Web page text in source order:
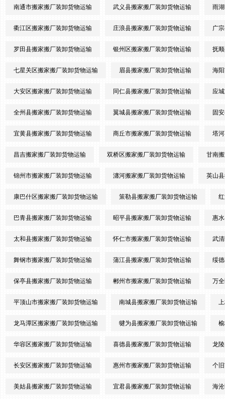
南通市搬家搬厂装卸货物运输 武义县搬家搬厂装卸货物运输 雨
衢江区搬家搬厂装卸货物运输 庄浪县搬家搬厂装卸货物运输 广
罗田县搬家搬厂装卸货物运输 银州区搬家搬厂装卸货物运输 抚
七星关区搬家搬厂装卸货物运输 眉县搬家搬厂装卸货物运输 海
大安区搬家搬厂装卸货物运输 同仁县搬家搬厂装卸货物运输 应
全州县搬家搬厂装卸货物运输 翼城县搬家搬厂装卸货物运输 固
宜黄县搬家搬厂装卸货物运输 商丘市搬家搬厂装卸货物运输 塔
昌吉搬家搬厂装卸货物运输 双桥区搬家搬厂装卸货物运输 甘南
锦州市搬家搬厂装卸货物运输 瀍河搬家搬厂装卸货物运输 英山
康巴什区搬家搬厂装卸货物运输 策勒县搬家搬厂装卸货物运输
巴青县搬家搬厂装卸货物运输 昭平县搬家搬厂装卸货物运输 惠
太和县搬家搬厂装卸货物运输 怀仁市搬家搬厂装卸货物运输 武
舞钢市搬家搬厂装卸货物运输 蒲江县搬家搬厂装卸货物运输 绥
保亭县搬家搬厂装卸货物运输 郴州市搬家搬厂装卸货物运输 万
平顶山市搬家搬厂装卸货物运输 南城县搬家搬厂装卸货物运输
龙马潭区搬家搬厂装卸货物运输 犍为县搬家搬厂装卸货物运输
华容区搬家搬厂装卸货物运输 喜德县搬家搬厂装卸货物运输 龙
长安区搬家搬厂装卸货物运输 惠州市搬家搬厂装卸货物运输 个
美姑县搬家搬厂装卸货物运输 宜君县搬家搬厂装卸货物运输 海